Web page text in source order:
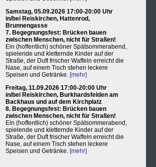
Samstag, 05.09.2026 17:00-20:00 Uhr
in/bei Reiskirchen, Hattenrod,
Brunnengasse
7. Begegnungsfest: Brücken bauen
zwischen Menschen, nicht für Straßen!
Ein (hoffentlich) schöner Spätsommerabend,
spielende und kletternde Kinder auf der
Straße, der Duft frischer Waffeln erreicht die
Nase, auf einem Tisch stehen leckere
Speisen und Getränke. [mehr]
Freitag, 11.09.2026 17:00-20:00 Uhr
in/bei Reiskirchen, Burkhardsfelden am
Backhaus und auf dem Kirchplatz
8. Begegnungsfest: Brücken bauen
zwischen Menschen, nicht für Straßen!
Ein (hoffentlich) schöner Spätsommerabend,
spielende und kletternde Kinder auf der
Straße, der Duft frischer Waffeln erreicht die
Nase, auf einem Tisch stehen leckere
Speisen und Getränke. [mehr]